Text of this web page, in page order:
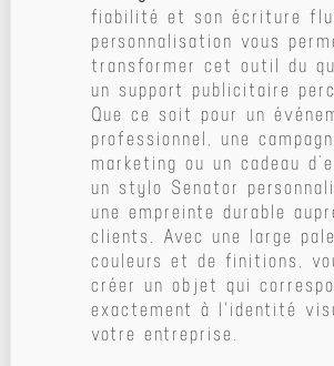
fiabilité et son écriture
personnalisation vous
transformer cet outil du
un support publicitaire
Que ce soit pour un
professionnel, une
marketing ou un cadeau
un stylo Senator
une empreinte durable
clients. Avec une large
couleurs et de finitions,
créer un objet qui
exactement à l'identité
votre entreprise.